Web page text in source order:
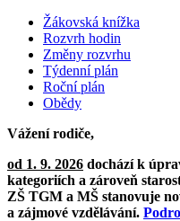
Žákovská knížka
Rozvrh hodin
Změny rozvrhu
Týdenní plán
Roční plán
Obědy
Vážení rodiče,
od 1. 9. 2026 dochází k
kategoriích a zároveň
ZŠ TGM a MŠ stanovuje
a zájmové vzdělávání.